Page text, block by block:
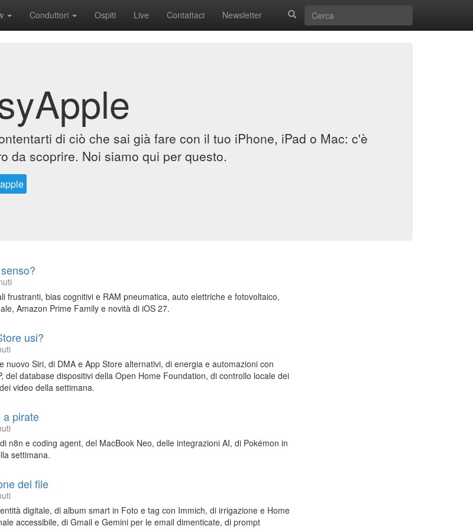
Conduttori Ospiti Live Contattaci Newsletter
di ciò che sai già fare con il tuo iPhone, iPad o Mac: c'è
da scoprire. Noi siamo qui per questo.
frustranti, bias cognitivi e RAM pneumatica, auto elettriche e fotovoltaico,
Amazon Prime Family e novità di iOS 27.
usi?
nuovo Siri, di DMA e App Store alternativi, di energia e automazioni con
del database dispositivi della Open Home Foundation, di controllo locale dei
video della settimana.
a pirate
n8n e coding agent, del MacBook Neo, delle integrazioni AI, di Pokémon in
settimana.
del file
digitale, di album smart in Foto e tag con Immich, di irrigazione e Home
accessibile, di Gmail e Gemini per le email dimenticate, di prompt